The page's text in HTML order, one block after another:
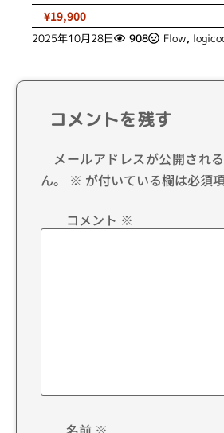
¥19,900
2025年10月28日 908 Flow,
コメントを残す
メールアドレスが公開され
ん。
※ が付いている欄は必須
コメント ※